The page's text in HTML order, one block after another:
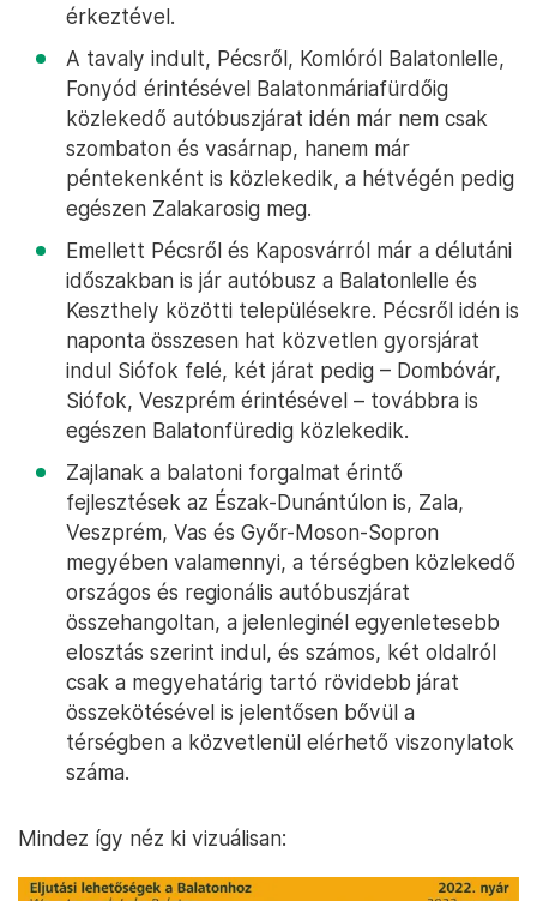
érkeztével.
A tavaly indult, Pécsről, Komlóról Balatonlelle,
Fonyód érintésével Balatonmáriafürdőig
közlekedő autóbuszjárat idén már nem csak
szombaton és vasárnap, hanem már
péntekenként is közlekedik, a hétvégén pedig
egészen Zalakarosig meg.
Emellett Pécsről és Kaposvárról már a délutáni
időszakban is jár autóbusz a Balatonlelle és
Keszthely közötti településekre. Pécsről idén is
naponta összesen hat közvetlen gyorsjárat
indul Siófok felé, két járat pedig – Dombóvár,
Siófok, Veszprém érintésével – továbbra is
egészen Balatonfüredig közlekedik.
Zajlanak a balatoni forgalmat érintő
fejlesztések az Észak-Dunántúlon is, Zala,
Veszprém, Vas és Győr-Moson-Sopron
megyében valamennyi, a térségben közlekedő
országos és regionális autóbuszjárat
összehangoltan, a jelenleginél egyenletesebb
elosztás szerint indul, és számos, két oldalról
csak a megyehatárig tartó rövidebb járat
összekötésével is jelentősen bővül a
térségben a közvetlenül elérhető viszonylatok
száma.
Mindez így néz ki vizuálisan: